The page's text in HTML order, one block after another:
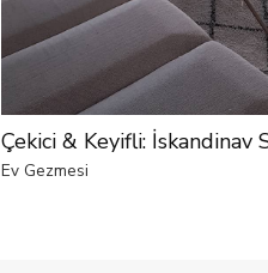
Çekici & Keyifli: İskandinav
Ev Gezmesi